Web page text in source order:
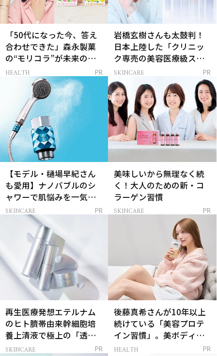
「50代になった今、答え
合わせできた」森永製菓
の“モリコラ”が未来のキ
レイを連れてくる！
HEALTH PR
岩橋玄樹さんも太鼓判！
日本上陸した「クリニッ
ク専売の美容医療級スキ
ンケア」
SKINCARE PR
【モデル・樋場早紀さん
も愛用】ナノバブルのシ
ャワーで肌悩みを一気に
解決
SKINCARE PR
美味しいから無理なく続
く！大人のための新・コ
ラーゲン習慣
SKINCARE PR
再生医療発想エテルナム
のヒト臍帯由来幹細胞培
養上清液で極上の「透明
感ハリ肌」へ
SKINCARE PR
後藤真希さんが10年以上
続けている「美容プロテ
イン習慣」。美ボディを
支える朝ルーティンと
HEALTH PR